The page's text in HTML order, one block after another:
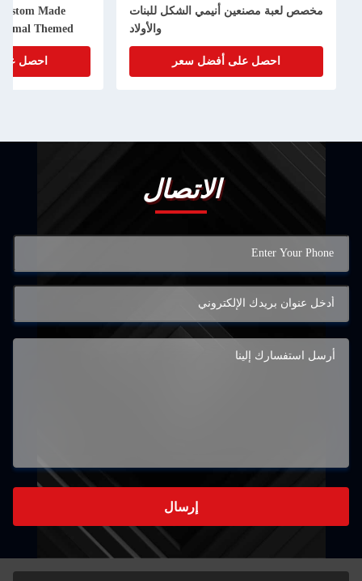
مخصص لعبة مصنعين أنيمي الشكل للبنات
والأولاد
احصل على أفضل سعر
Made
Themed
Art Toy
احصل
الاتصال
إرسال